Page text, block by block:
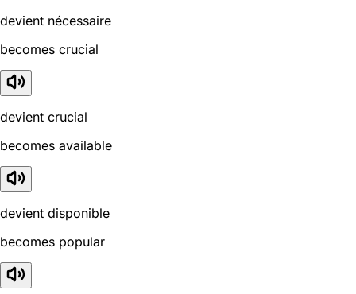
devient nécessaire
becomes crucial
devient crucial
becomes available
devient disponible
becomes popular